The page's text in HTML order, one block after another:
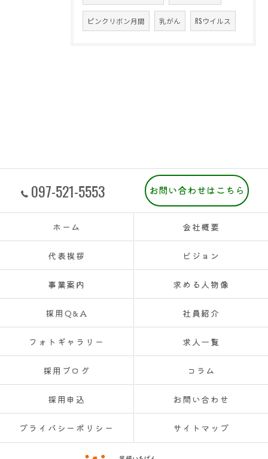
ピンクリボン月間 乳がん RSウイルス
097-521-5553 お問い合わせはこちら
ホーム 会社概要
代表挨拶 ビジョン
事業案内 求める人物像
採用Q&A 社員紹介
フォトギャラリー 求人一覧
採用ブログ コラム
採用申込 お問い合わせ
プライバシーポリシー サイトマップ